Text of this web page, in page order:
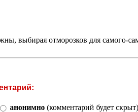
выбирая отморозков для самого-
анонимно (комментарий будет скрыт)